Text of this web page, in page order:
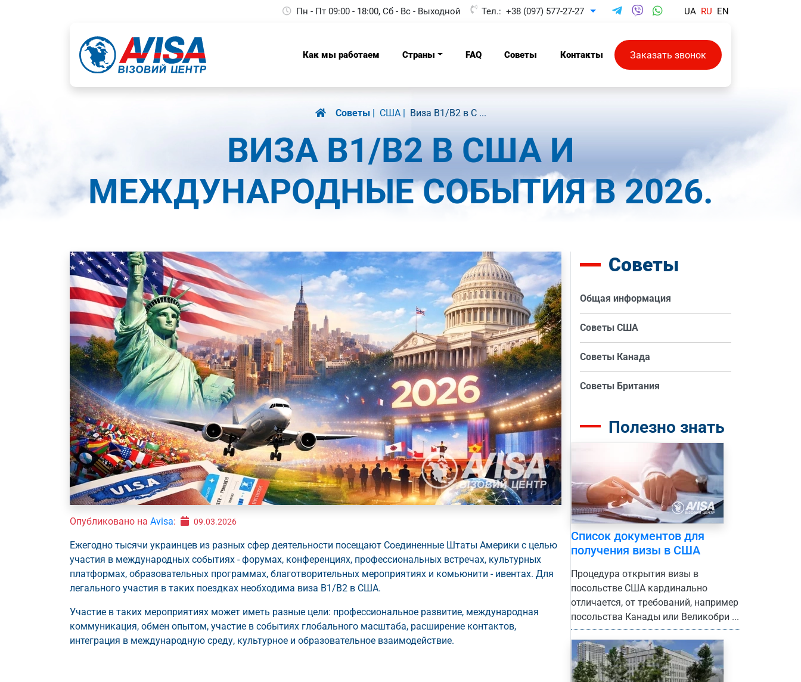
Пн - Пт 09:00 - 18:00, Сб - Вс - Выходной Тел.: +38 (097) 577-27-27 Toggle Dropdown UA RU EN
Как мы работаем Страны FAQ Советы Контакты Заказать звонок
Советы США Виза B1/B2 в С ...
ВИЗА B1/B2 В США И
МЕЖДУНАРОДНЫЕ СОБЫТИЯ В 2026.
Опубликовано на Avisa: 09.03.2026
Ежегодно тысячи украинцев из разных сфер деятельности посещают Соединенные Штаты Америки с целью
участия в международных событиях - форумах, конференциях, профессиональных встречах, культурных
платформах, образовательных программах, благотворительных мероприятиях и комьюнити - ивентах. Для
легального участия в таких поездках необходима виза B1/B2 в США.
Участие в таких мероприятиях может иметь разные цели: профессиональное развитие, международная
коммуникация, обмен опытом, участие в событиях глобального масштаба, расширение контактов,
интеграция в международную среду, культурное и образовательное взаимодействие.
Советы
Общая информация
Советы США
Советы Канада
Советы Британия
Полезно знать
Список документов для
получения визы в США
Процедура открытия визы в
посольстве США кардинально
отличается, от требований, например
посольства Канады или Великобри ...